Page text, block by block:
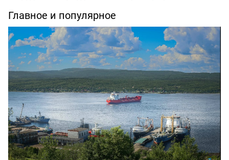
Главное и популярное